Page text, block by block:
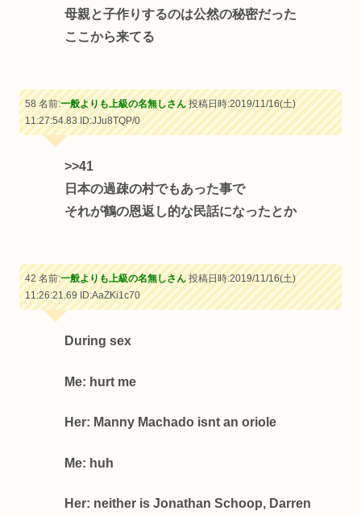
母親と子作りするのは公然の秘密だった
ここから来てる
58 名前:一般よりも上級の名無しさん投稿日時:2019/11/16(土)
11:27:54.83ID:JJu8TQP/0
>>41
日本の過疎の村でもあった事で
それが鶴の恩返し的な民話になったとか
42 名前:一般よりも上級の名無しさん投稿日時:2019/11/16(土)
11:26:21.69ID:AaZKi1c70
During sex
Me: hurt me
Her: Manny Machado isnt an oriole
Me: huh
Her: neither is Jonathan Schoop, Darren